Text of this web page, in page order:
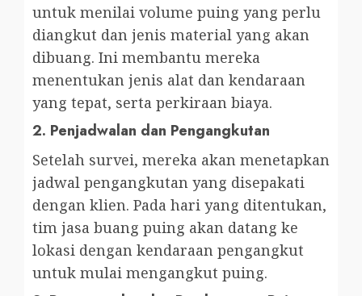
untuk menilai volume puing yang perlu
diangkut dan jenis material yang akan
dibuang. Ini membantu mereka
menentukan jenis alat dan kendaraan
yang tepat, serta perkiraan biaya.
2. Penjadwalan dan Pengangkutan
Setelah survei, mereka akan menetapkan
jadwal pengangkutan yang disepakati
dengan klien. Pada hari yang ditentukan,
tim jasa buang puing akan datang ke
lokasi dengan kendaraan pengangkut
untuk mulai mengangkut puing.